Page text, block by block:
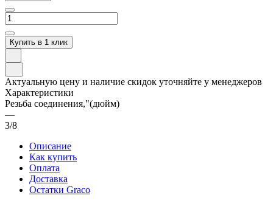
Купить в 1 клик
Актуальную цену и наличие скидок уточняйте у менеджеров
Характеристики
Резьба соединения,"(дюйм)
—
3/8
Описание
Как купить
Оплата
Доставка
Остатки Graco